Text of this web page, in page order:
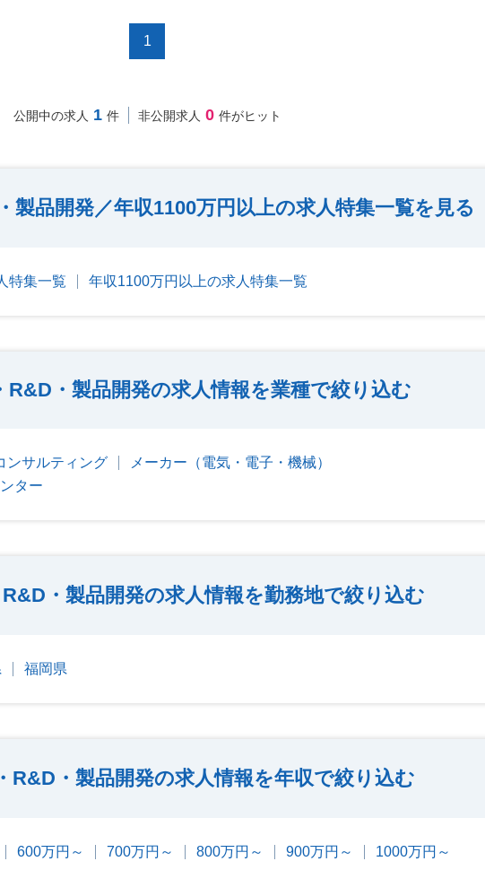
1
公開中の求人 1 件 非公開求人 0 件がヒット
製品開発／年収1100万円以上の求人特集一覧を見る
特集一覧 年収1100万円以上の求人特集一覧
R&D・製品開発の求人情報を業種で絞り込む
ンサルティング
メーカー（電気・電子・機械）
ター
・製品開発の求人情報を勤務地で絞り込む
福岡県
R&D・製品開発の求人情報を年収で絞り込む
600万円～ 700万円～ 800万円～ 900万円～
1000万円～